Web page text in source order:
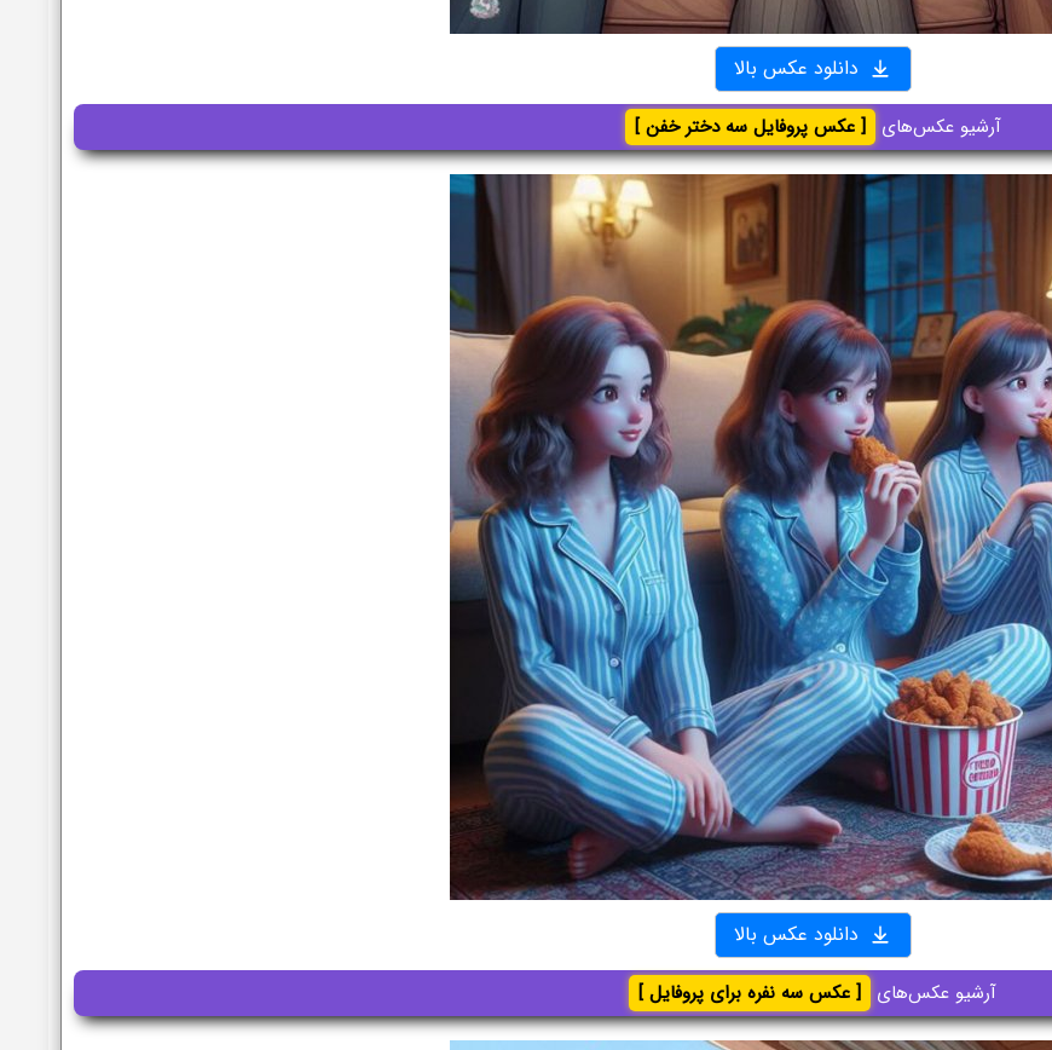
دانلود عکس بالا
آرشیو عکس‌های [ عکس پروفایل سه دختر خفن ]
دانلود عکس بالا
آرشیو عکس‌های [ عکس سه نفره برای پروفایل ]